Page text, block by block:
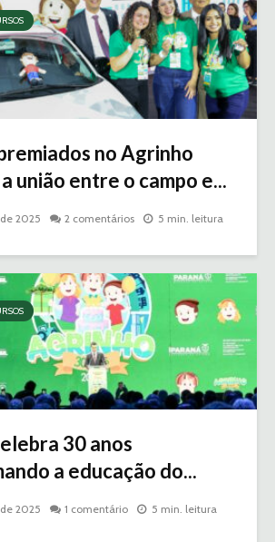
no Agrinho
união entre o campo e...
2025 2 comentários 5 min. leitura
30 anos
a educação do...
2025 1 comentário 5 min. leitura